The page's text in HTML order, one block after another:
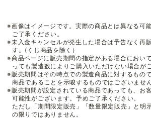
※画像はイメージです。実際の商品とは異なる可
ご了承ください。
※未入金キャンセルが発生した場合は予告なく再
す。(くじ商品を除く）
※商品ページに販売期間の指定がある場合におい
っても製造数によりご購入いただけない場合が
※販売期間はその時点での製造商品に対するもの
商品であることを示唆するものではございません
※販売期間が設定されている商品であっても、お
可能性がございます。予めご了承ください。
ただし「期間限定販売」「数量限定販売」と明
の限りではありません。